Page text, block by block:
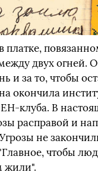
платке,
двух огней.
и за то, чтобы
окончила
клуба. В
расправой и
не
чтобы
жили".